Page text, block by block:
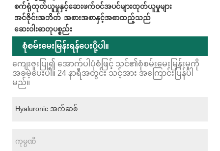
စက်ရုံထုတ်ယူမှုနှင့်ဆေးဖက်ဝင်အပင်များထုတ်ယူမှုများ
အင်ဇိုင်းအဘိတ် အစားအစာနှင့်အစာထည့်သည်
ဆေးဝါးဓာတုပစ္စည်း
စုံစမ်းမေးမြန်းရန်ပေးပို့ပါ။
ကျေးဇူးပြု၍ အောက်ပါပုံစံဖြင့် သင်၏စုံစမ်းမေးမြန်းမှုကို
အခမဲ့ပေးပါ။ 24 နာရီအတွင်း သင့်အား အကြောင်းပြန်ပါ
မည်။